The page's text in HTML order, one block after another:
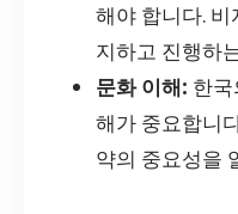
해야 합니다.
지하고 진행하
문화 이해: 한
해가 중요합니
약의 중요성을